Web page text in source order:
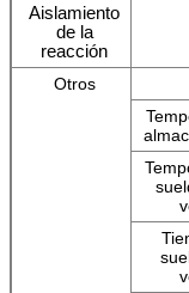
Aislamiento
de la
reacción
Otros